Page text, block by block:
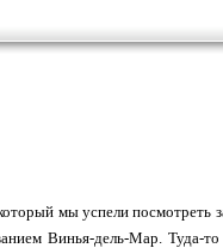
мы успели
Винья-дель-Мар. Туда-